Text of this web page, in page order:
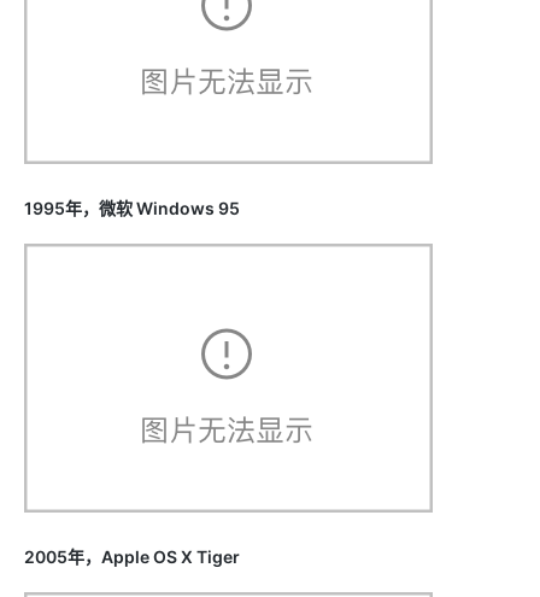
1995年，微软 Windows 95
2005年，Apple OS X Tiger